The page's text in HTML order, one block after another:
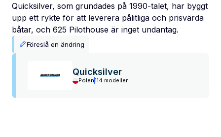
Quicksilver, som grundades på 1990-talet, har byggt
upp ett rykte för att leverera pålitliga och prisvärda
båtar, och 625 Pilothouse är inget undantag.
Föreslå en ändring
Quicksilver
Polen114 modeller